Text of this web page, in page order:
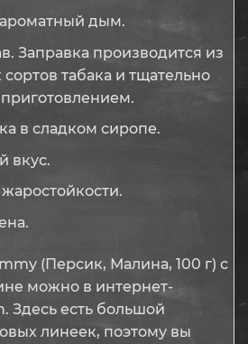
ароматный дым.
Заправка производится из
табака и тщательно
в сладком сиропе.
вкус.
(Персик, Малина, 100 г) с
можно в интернет-
Здесь есть большой
линеек, поэтому вы